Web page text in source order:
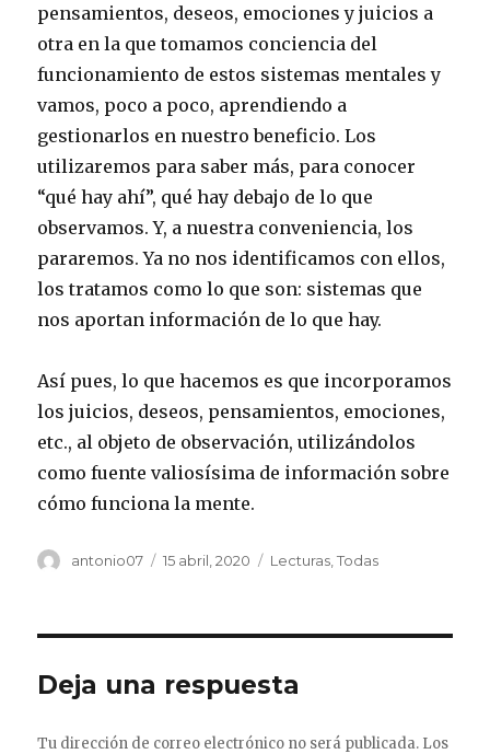
pensamientos, deseos, emociones y juicios a
otra en la que tomamos conciencia del
funcionamiento de estos sistemas mentales y
vamos, poco a poco, aprendiendo a
gestionarlos en nuestro beneficio. Los
utilizaremos para saber más, para conocer
“qué hay ahí”, qué hay debajo de lo que
observamos. Y, a nuestra conveniencia, los
pararemos. Ya no nos identificamos con ellos,
los tratamos como lo que son: sistemas que
nos aportan información de lo que hay.
Así pues, lo que hacemos es que incorporamos
los juicios, deseos, pensamientos, emociones,
etc., al objeto de observación, utilizándolos
como fuente valiosísima de información sobre
cómo funciona la mente.
Autor
antonio07
Publicado
15 abril, 2020 Categorías
Lecturas ,Todas
Deja una respuesta
Tu dirección de correo electrónico no será publicada. Los